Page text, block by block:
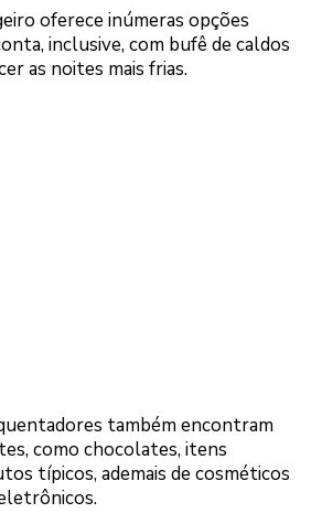
oferece inúmeras opções
inclusive, com bufê de caldos
as noites mais frias.
também encontram
como chocolates, itens
típicos, ademais de cosméticos